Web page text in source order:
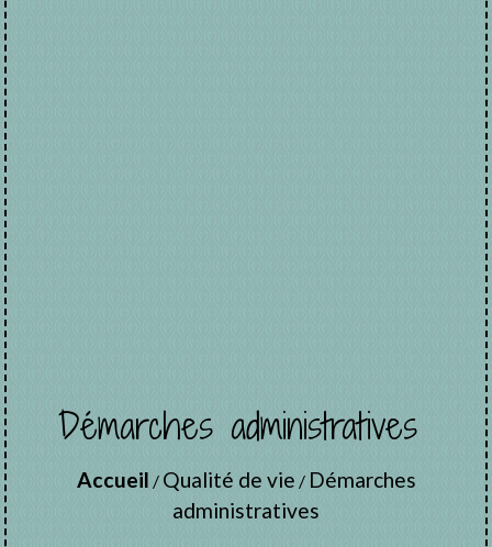
Démarches administratives
Accueil / Qualité de vie / Démarches
administratives